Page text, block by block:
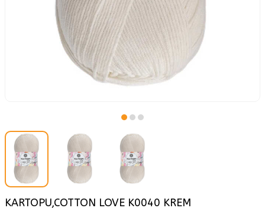
KARTOPU,COTTON LOVE K0040 KREM